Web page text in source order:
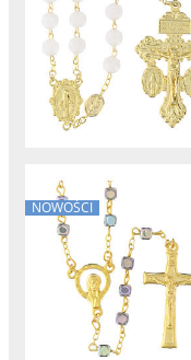
NOWOŚCI